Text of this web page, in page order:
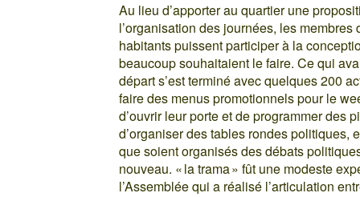
Au lieu d’apporter au quartier une
l’organisation des journées, les
habitants puissent participer à la
beaucoup souhaitaient le faire. Ce qui
départ s’est terminé avec quelques 200
faire des menus promotionnels pour le
d’ouvrir leur porte et de programmer des
d’organiser des tables rondes politiques,
que soient organisés des débats
nouveau. « la trama » fût une modeste
l’Assemblée qui a réalisé l’articulation